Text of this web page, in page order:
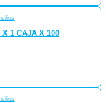
X 1 CAJA X 100